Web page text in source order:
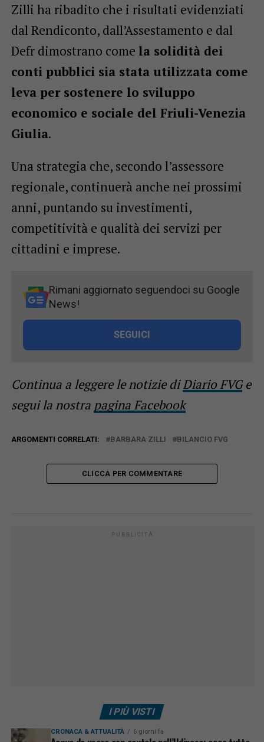
Zilli ha ribadito che i risultati evidenziati
dal Rendiconto, dall’Assestamento e dal
Defr dimostrano come la solidità dei
conti pubblici sia stata utilizzata come
leva per sostenere lo sviluppo
economico e sociale del Friuli-Venezia
Giulia.
Una strategia che, secondo l’assessore
regionale, continuerà anche nei prossimi
anni, puntando su investimenti,
competitività e qualità dei servizi per
cittadini e imprese.
Rimani aggiornato seguendoci su Google
News!
SEGUICI
Continua a leggere le notizie diDiario FVGe
segui la nostra pagina Facebook
ARGOMENTI CORRELATI: BARBARA ZILLI BILANCIO FVG
CLICCA PER COMMENTARE
PUBBLICITÀ
I PIÙ VISTI
CRONACA & ATTUALITÀ 6 giorni fa